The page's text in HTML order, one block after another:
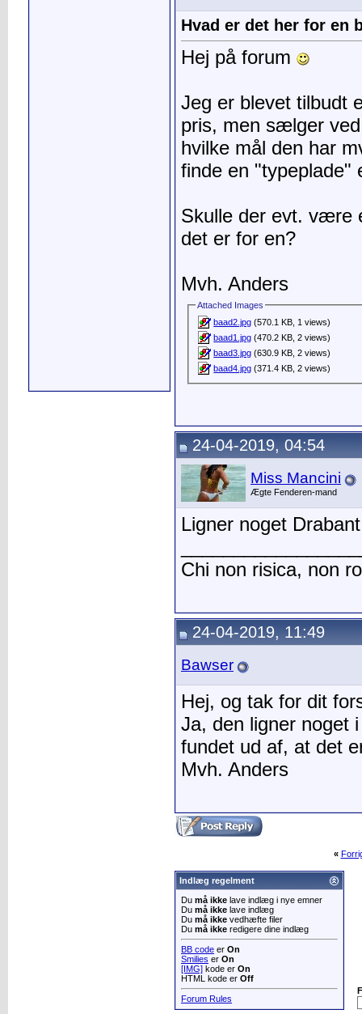
Hvad er det her for en
Hej på forum
Jeg er blevet tilbudt
pris, men sælger
hvilke mål den har
finde en "typeplade"
Skulle der evt. være
det er for en?
Mvh. Anders
Attached Images
baad2.jpg (570.1 KB, 1 views)
baad1.jpg (470.2 KB, 2 views)
baad3.jpg (630.9 KB, 2 views)
baad4.jpg (371.4 KB, 2 views)
24-04-2019, 04:54
Miss Mancini
Ægte Fenderen-mand
Ligner noget
Chi non risica, non
24-04-2019, 11:49
Bawser
Hej, og tak for dit
Ja, den ligner noget
fundet ud af, at det
Mvh. Anders
«
Indlæg regelment
Du må ikke lave indlæg i nye emner
Du må ikke lave indlæg
Du må ikke vedhæfte filer
Du må ikke redigere dine indlæg
BB code er On
Smilies er On
[IMG] kode er On
HTML kode er Off
Forum Rules